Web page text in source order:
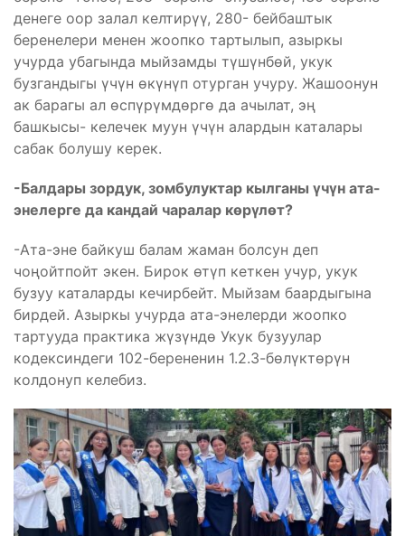
денеге оор залал келтирүү, 280- бейбаштык
беренелери менен жоопко тартылып, азыркы
учурда убагында мыйзамды түшүнбөй, укук
бузгандыгы үчүн өкүнүп отурган учуру. Жашоонун
ак барагы ал өспүрүмдөргө да ачылат, эң
башкысы- келечек муун үчүн алардын каталары
сабак болушу керек.
-Балдары зордук, зомбулуктар кылганы үчүн ата-
энелерге да кандай чаралар көрүлөт?
-Ата-эне байкуш балам жаман болсун деп
чоңойтпойт экен. Бирок өтүп кеткен учур, укук
бузуу каталарды кечирбейт. Мыйзам баардыгына
бирдей. Азыркы учурда ата-энелерди жоопко
тартууда практика жүзүндө Укук бузуулар
кодексиндеги 102-берененин 1.2.3-бөлүктөрүн
колдонуп келебиз.